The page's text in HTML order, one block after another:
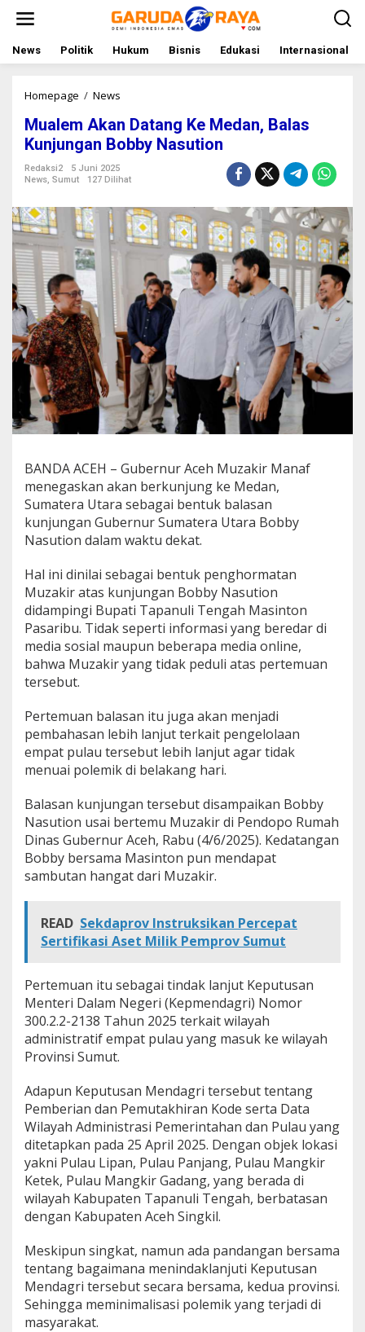
t
News Politik Hukum Bisnis Edukasi Internasional
Homepage / News
a
l
e
A
a
n
D
a
K
e
M
e
d
a
n
,
a
l
a
s
K
u
n
u
n
g
a
n
B
o
y
N
a
s
u
i
o
n
Mualem Akan Datang Ke Medan, Balas
Kunjungan Bobby Nasution
Redaksi2
5 Juni 2025
News, Sumut 127 Dilihat
BANDA ACEH – Gubernur Aceh Muzakir Manaf
menegaskan akan berkunjung ke Medan,
Sumatera Utara sebagai bentuk balasan
kunjungan Gubernur Sumatera Utara Bobby
Nasution dalam waktu dekat.
Hal ini dinilai sebagai bentuk penghormatan
Muzakir atas kunjungan Bobby Nasution
didampingi Bupati Tapanuli Tengah Masinton
Pasaribu. Tidak seperti informasi yang beredar di
media sosial maupun beberapa media online,
bahwa Muzakir yang tidak peduli atas pertemuan
tersebut.
Pertemuan balasan itu juga akan menjadi
pembahasan lebih lanjut terkait pengelolaan
empat pulau tersebut lebih lanjut agar tidak
menuai polemik di belakang hari.
Balasan kunjungan tersebut disampaikan Bobby
Nasution usai bertemu Muzakir di Pendopo Rumah
Dinas Gubernur Aceh, Rabu (4/6/2025). Kedatangan
Bobby bersama Masinton pun mendapat
sambutan hangat dari Muzakir.
READ Sekdaprov Instruksikan Percepat
Sertifikasi Aset Milik Pemprov Sumut
Pertemuan itu sebagai tindak lanjut Keputusan
Menteri Dalam Negeri (Kepmendagri) Nomor
300.2.2-2138 Tahun 2025 terkait wilayah
administratif empat pulau yang masuk ke wilayah
Provinsi Sumut.
Adapun Keputusan Mendagri tersebut tentang
Pemberian dan Pemutakhiran Kode serta Data
Wilayah Administrasi Pemerintahan dan Pulau yang
ditetapkan pada 25 April 2025. Dengan objek lokasi
yakni Pulau Lipan, Pulau Panjang, Pulau Mangkir
Ketek, Pulau Mangkir Gadang, yang berada di
wilayah Kabupaten Tapanuli Tengah, berbatasan
dengan Kabupaten Aceh Singkil.
Meskipun singkat, namun ada pandangan bersama
tentang bagaimana menindaklanjuti Keputusan
Mendagri tersebut secara bersama, kedua provinsi.
Sehingga meminimalisasi polemik yang terjadi di
masyarakat.